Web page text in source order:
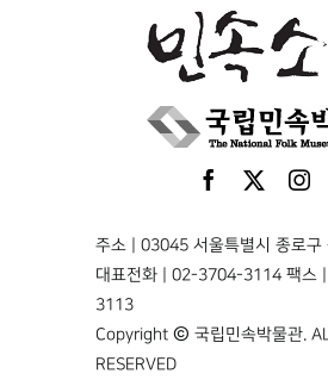
주소 | 03045 서울특별시 종로구
대표전화 | 02-3704-3114 팩스
3113
Copyright © 국립민속박물관.
RESERVED